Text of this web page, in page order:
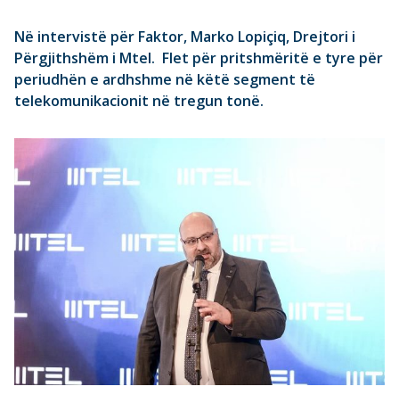
Në intervistë për Faktor, Marko Lopiçiq, Drejtori i
Përgjithshëm i Mtel. Flet për pritshmëritë e tyre për
periudhën e ardhshme në këtë segment të
telekomunikacionit në tregun tonë.